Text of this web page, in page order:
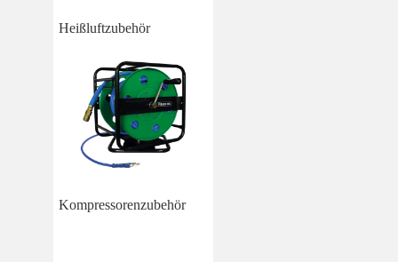
Heißluftzubehör
Kompressorenzubehör